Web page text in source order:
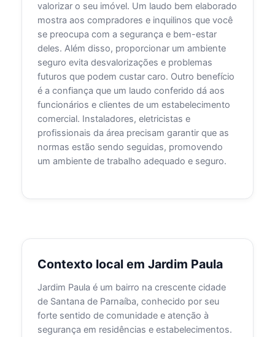
valorizar o seu imóvel. Um laudo bem elaborado
mostra aos compradores e inquilinos que você
se preocupa com a segurança e bem-estar
deles. Além disso, proporcionar um ambiente
seguro evita desvalorizações e problemas
futuros que podem custar caro. Outro benefício
é a confiança que um laudo conferido dá aos
funcionários e clientes de um estabelecimento
comercial. Instaladores, eletricistas e
profissionais da área precisam garantir que as
normas estão sendo seguidas, promovendo
um ambiente de trabalho adequado e seguro.
Contexto local em Jardim Paula
Jardim Paula é um bairro na crescente cidade
de Santana de Parnaíba, conhecido por seu
forte sentido de comunidade e atenção à
segurança em residências e estabelecimentos.